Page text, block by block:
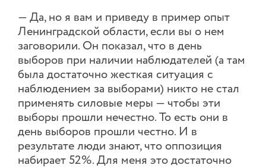
— Да, но я вам и приведу в пример опыт
Ленинградской области, если вы о нем
заговорили. Он показал, что в день
выборов при наличии наблюдателей (а там
была достаточно жесткая ситуация с
наблюдением за выборами) никто не стал
применять силовые меры — чтобы эти
выборы прошли нечестно. То есть они в
день выборов прошли честно. И в
результате люди знают, что оппозиция
набирает 52%. Для меня это достаточно